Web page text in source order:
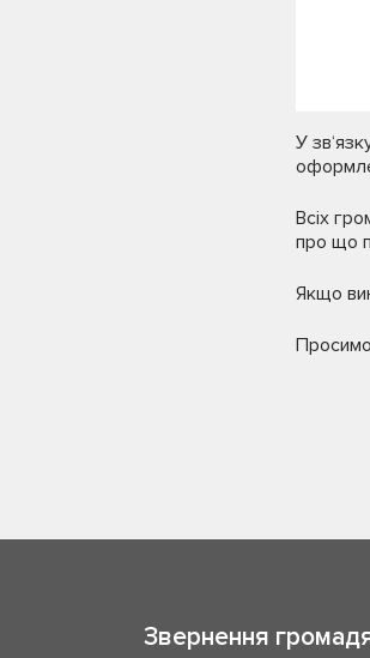
У
Всіх
про що
Якщо
Звернення